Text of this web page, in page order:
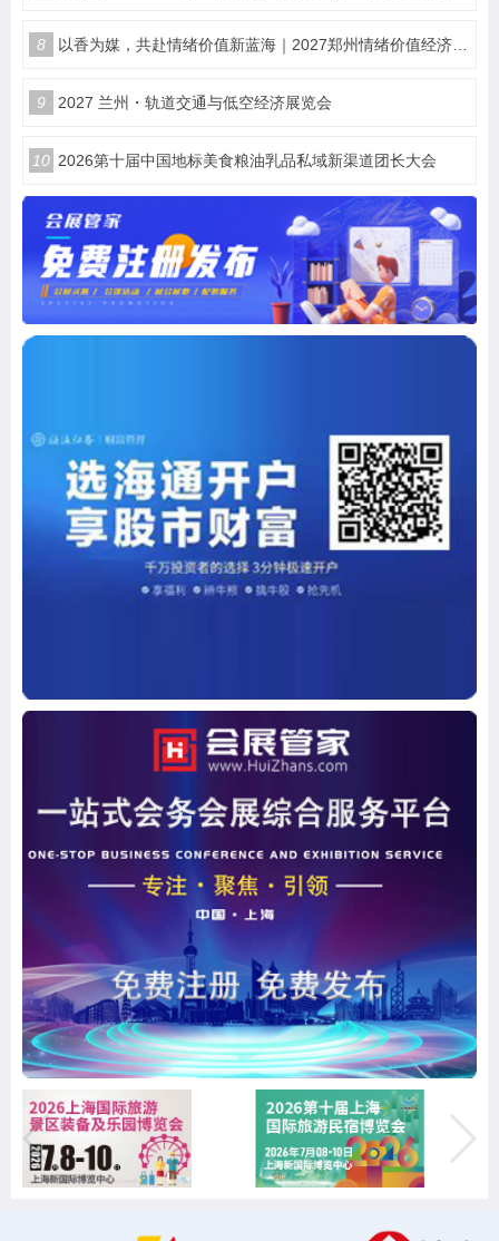
8 以香为媒，共赴情绪价值新蓝海｜2027郑州情绪价值经济博览会・香氛产业馆
9 2027 兰州・轨道交通与低空经济展览会
10 2026第十届中国地标美食粮油乳品私域新渠道团长大会